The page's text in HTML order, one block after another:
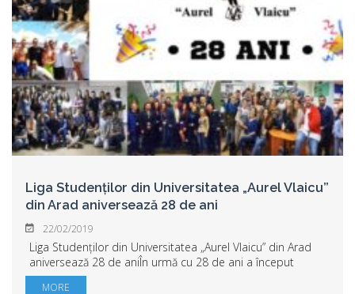
Liga Studenților din Universitatea „Aurel Vlaicu”
din Arad aniversează 28 de ani
22/02/2019
Liga Studenților din Universitatea „Aurel Vlaicu” din Arad
aniversează 28 de aniÎn urmă cu 28 de ani a început
totul!28 de ani de experienţă, în care sute de membri au
MORE